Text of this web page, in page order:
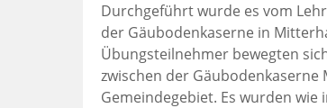
Durchgeführt wurde es vom
der Gäubodenkaserne in
Übungsteilnehmer bewegten
zwischen der
Gemeindegebiet. Es wurden